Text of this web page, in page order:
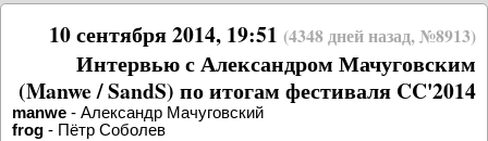
10 сентября 2014, 19:51 (4348 дней назад, №8913)
Интервью с Александром Мачуговским
(Manwe / SandS) по итогам фестиваля CC'2014
manwe - Александр Мачуговский
frog - Пётр Соболев